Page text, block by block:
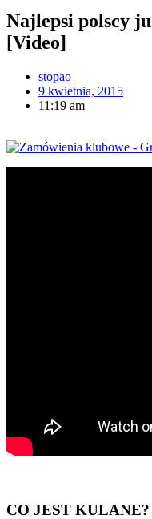
Najlepsi polscy
[Video]
stopao
9 kwietnia, 2015
11:19 am
CO JEST KULANE?